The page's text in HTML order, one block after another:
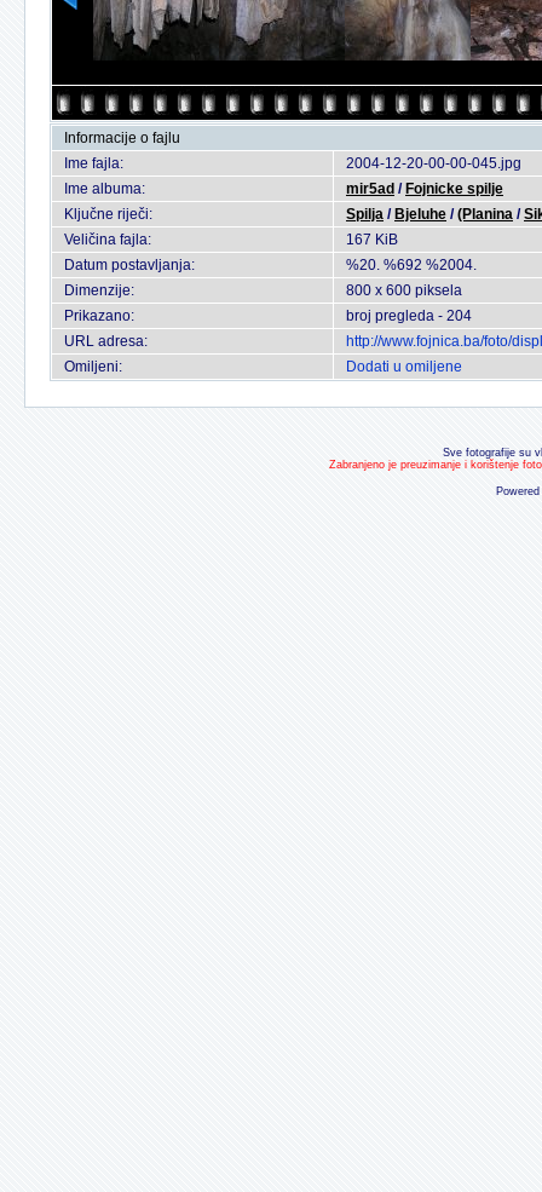
Informacije o fajlu
Ime fajla:
2004-12-20-00-00-045.jpg
Ime albuma:
mir5ad / Fojnicke spilje
Ključne riječi:
Spilja / Bjeluhe /(Planina /
Veličina fajla:
167 KiB
Datum postavljanja:
%20. %692 %2004.
Dimenzije:
800 x 600 piksela
Prikazano:
broj pregleda - 204
URL adresa:
http://www.fojnica.ba/foto/
Omiljeni:
Dodati u omiljene
Sve fotografije su
Zabranjeno je preuzimanje i korištenje